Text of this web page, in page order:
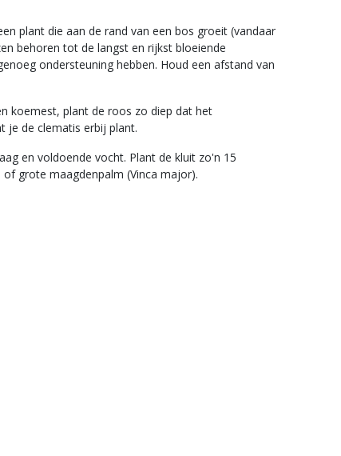
plant die aan de rand van een bos groeit (vandaar
behoren tot de langst en rijkst bloeiende
ondersteuning hebben. Houd een afstand van
koemest, plant de roos zo diep dat het
je de clematis erbij plant.
en voldoende vocht. Plant de kluit zo'n 15
grote maagdenpalm (Vinca major).